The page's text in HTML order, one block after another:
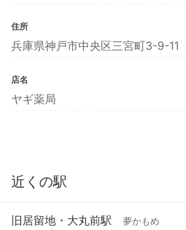
住所
兵庫県神戸市中央区三宮町3-9-11
店名
ヤギ薬局
近くの駅
旧居留地・大丸前駅 夢かもめ